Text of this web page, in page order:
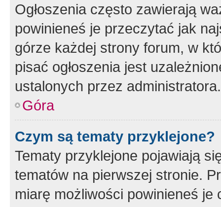
Ogłoszenia często zawierają
powinieneś je przeczytać jak
górze każdej strony forum, w
pisać ogłoszenia jest
ustalonych przez administratora.
Góra
Czym są tematy przyklejone?
Tematy przyklejone pojawiają
tematów na pierwszej stronie.
miarę możliwości powinieneś je